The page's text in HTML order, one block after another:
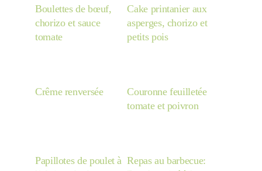
Halloween
Boulettes de bœuf,
chorizo et sauce
tomate
Cake printanier aux
asperges, chorizo et
petits pois
Crême renversée
Couronne feuilletée
tomate et poivron
Papillotes de poulet à Repas au barbecue: